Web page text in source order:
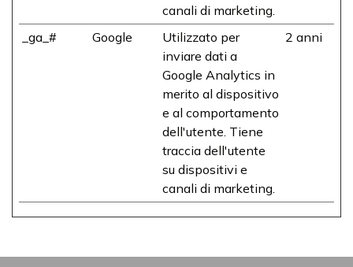
canali di marketing.
_ga_# Google
Utilizzato per
inviare dati a
Google Analytics in
merito al dispositivo
e al comportamento
dell'utente. Tiene
traccia dell'utente
su dispositivi e
canali di marketing.
2 anni